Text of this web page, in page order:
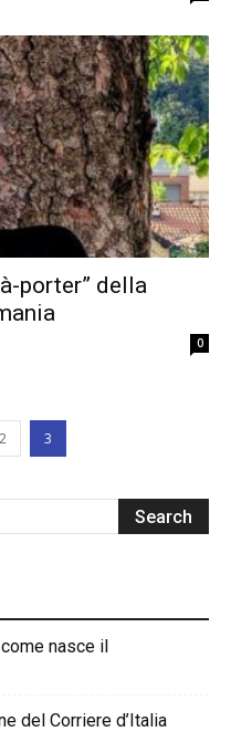
porter” della
0
2 3
nasce il
del Corriere d’Italia